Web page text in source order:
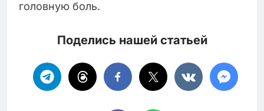
головную боль.
Поделись нашей статьей